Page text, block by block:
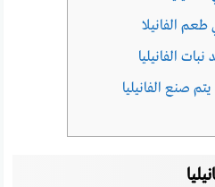
طعم الفانيلا
الفانيليا
صنع الفانيليا